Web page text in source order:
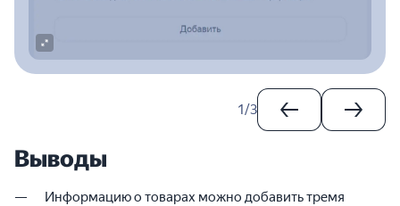
1/3
Выводы
Информацию о товарах можно добавить тремя